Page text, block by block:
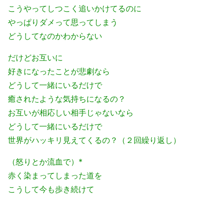
こうやってしつこく追いかけてるのに
やっぱりダメって思ってしまう
どうしてなのかわからない
だけどお互いに
好きになったことが悲劇なら
どうして一緒にいるだけで
癒されたような気持ちになるの？
お互いが相応しい相手じゃないなら
どうして一緒にいるだけで
世界がハッキリ見えてくるの？（２回繰り返し）
（怒りとか流血で）*
赤く染まってしまった道を
こうして今も歩き続けて